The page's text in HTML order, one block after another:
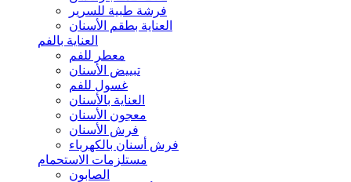
فرشة طبية للسرير
العناية بطقم الأسنان
العناية بالفم
معطر للفم
تبييض الأسنان
غسول للفم
العناية بالأسنان
معجون الأسنان
فرش الأسنان
فرش أسنان بالكهرباء
مستلزمات الاستحمام
الصابون